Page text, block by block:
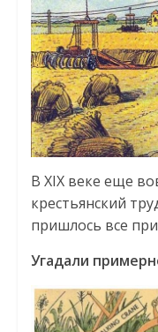
В XIX веке еще
крестьянский
пришлось все
Угадали